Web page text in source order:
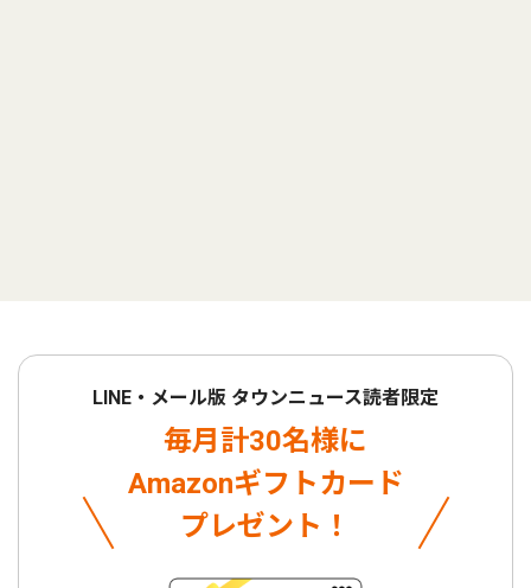
LINE・メール版 タウンニュース読者限定
毎月計30名様に
Amazonギフトカード
プレゼント！